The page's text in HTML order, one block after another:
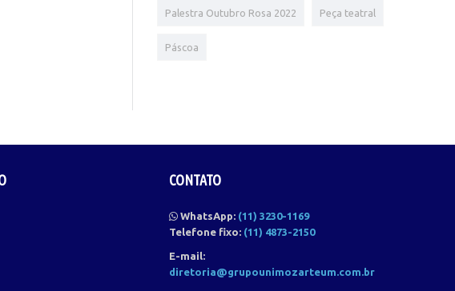
Palestra Outubro Rosa 2022 Peça teatral
Páscoa
CONTATO
WhatsApp: (11) 3230-1169
Telefone fixo: (11) 4873-2150
E-mail:
diretoria@grupounimozarteum.com.br